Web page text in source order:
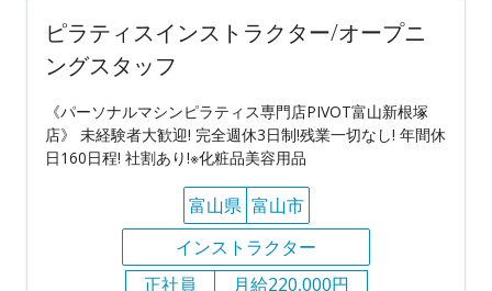
ピラティスインストラクター/オープニ
ングスタッフ
《パーソナルマシンピラティス専門店PIVOT富山新根塚
店》 未経験者大歓迎! 完全週休3日制!残業一切なし! 年間休
日160日程! 社割あり!※化粧品美容用品
富山県 富山市
インストラクター
正社員
月給220,000円